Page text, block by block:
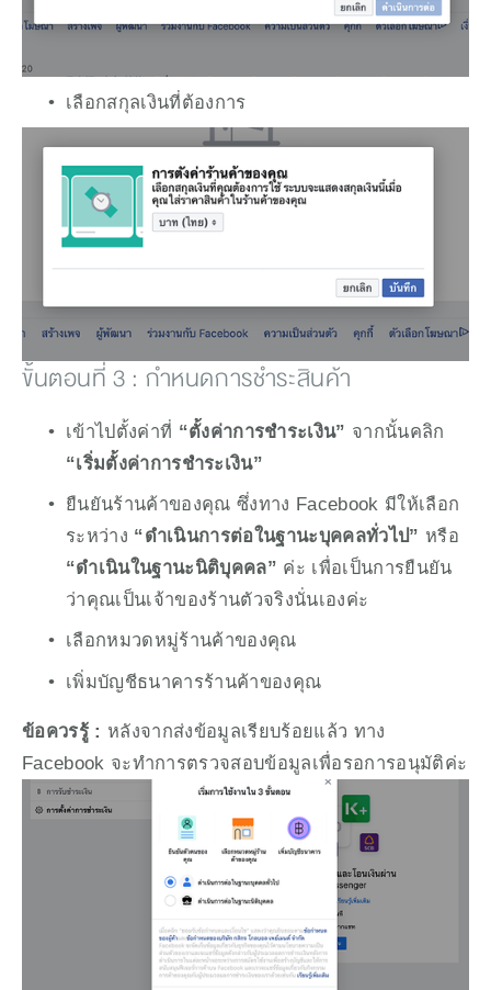
เลือกสกุลเงินที่ต้องการ
ขั้นตอนที่ 3 : กำหนดการชำระสินค้า
เข้าไปตั้งค่าที่ “ตั้งค่าการชำระเงิน” จากนั้นคลิก
“เริ่มตั้งค่าการชำระเงิน”
ยืนยันร้านค้าของคุณ ซึ่งทาง Facebook มีให้เลือก
ระหว่าง “ดำเนินการต่อในฐานะบุคคลทั่วไป”
“ดำเนินในฐานะนิติบุคคล” ค่ะ เพื่อเป็นการยืนยัน
ว่าคุณเป็นเจ้าของร้านตัวจริงนั่นเองค่ะ
เลือกหมวดหมู่ร้านค้าของคุณ
เพิ่มบัญชีธนาคารร้านค้าของคุณ
ข้อควรรู้ : หลังจากส่งข้อมูลเรียบร้อยแล้ว ทาง
Facebook จะทำการตรวจสอบข้อมูลเพื่อรอการอนุมัติค่ะ